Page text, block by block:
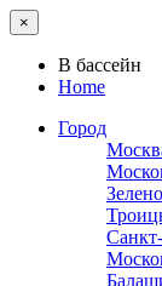
×
В бассейн
Home
Город